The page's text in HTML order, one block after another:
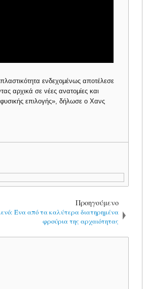
ενδεχομένως αποτέλεσε
αρχικά σε νέες ανατομίες και
επιλογής», δήλωσε ο Χανς
Προηγούμενο
Ένα από τα καλύτερα διατηρημένα
φρούρια της αρχαιότητας